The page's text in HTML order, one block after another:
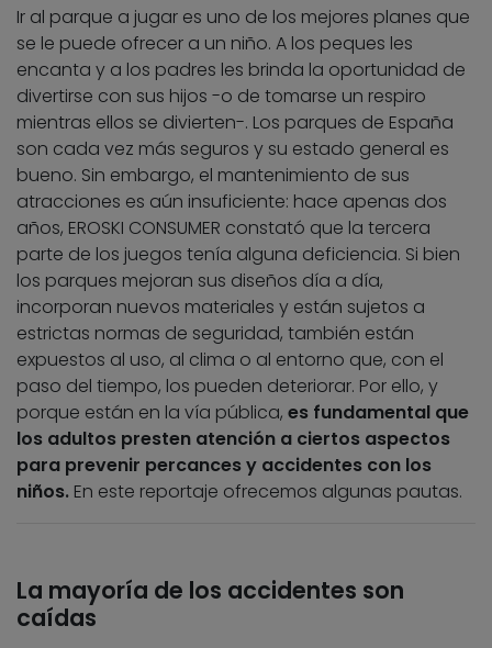
Ir al parque a jugar es uno de los mejores planes que
se le puede ofrecer a un niño. A los peques les
encanta y a los padres les brinda la oportunidad de
divertirse con sus hijos -o de tomarse un respiro
mientras ellos se divierten-. Los parques de España
son cada vez más seguros y su estado general es
bueno. Sin embargo, el mantenimiento de sus
atracciones es aún insuficiente: hace apenas dos
años, EROSKI CONSUMER constató que la tercera
parte de los juegos tenía alguna deficiencia. Si bien
los parques mejoran sus diseños día a día,
incorporan nuevos materiales y están sujetos a
estrictas normas de seguridad, también están
expuestos al uso, al clima o al entorno que, con el
paso del tiempo, los pueden deteriorar. Por ello, y
porque están en la vía pública, es fundamental que
los adultos presten atención a ciertos aspectos
para prevenir percances y accidentes con los
niños. En este reportaje ofrecemos algunas pautas.
La mayoría de los accidentes son
caídas